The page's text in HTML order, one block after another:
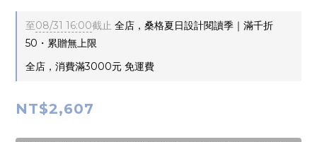
至08/31 16:00截止 全店，桑格夏日設計閱讀季｜滿千折
50・累贈無上限
全店，消費滿3000元 免運費
NT$2,607